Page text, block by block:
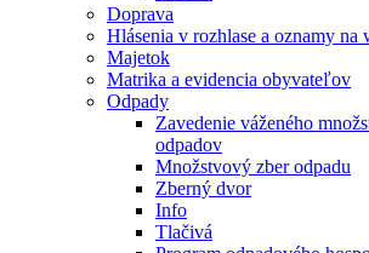
Doprava
Hlásenia v rozhlase a oznamy na
Majetok
Matrika a evidencia obyvateľov
Odpady
Zavedenie váženého
odpadov
Množstvový zber odpadu
Zberný dvor
Info
Tlačivá